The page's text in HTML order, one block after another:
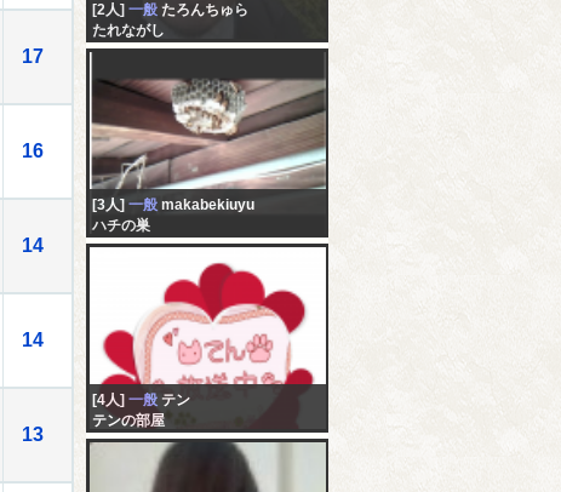
17
16
14
14
13
[2人] 一般 たろんちゅら
たれながし
[3人] 一般 makabekiuyu
ハチの巣
[4人] 一般 テン
テンの部屋